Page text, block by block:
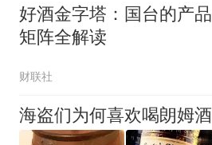
好酒金字塔：国台的产品
矩阵全解读
财联社